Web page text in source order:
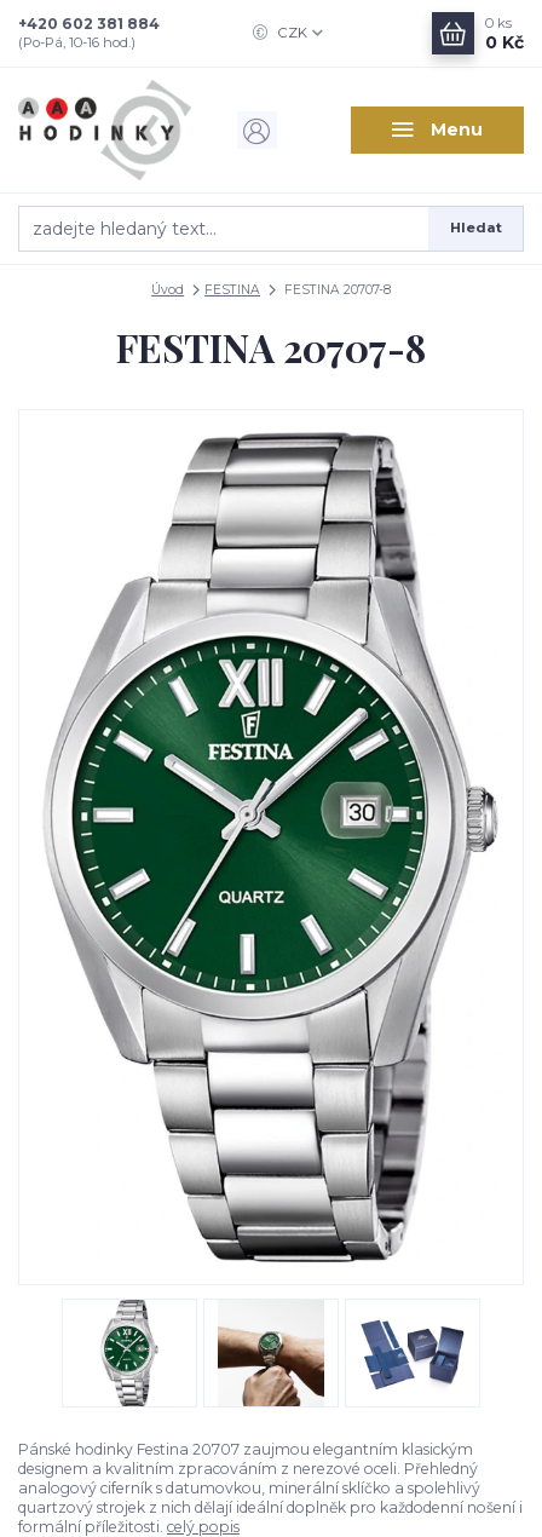
Menu
CZK
Hledat
+420 602 381 884
(Po-Pá, 10-16 hod.)
0 ks
0 Kč
Úvod FESTINA FESTINA 20707-8
FESTINA 20707-8
Pánské hodinky Festina 20707 zaujmou elegantním klasickým
designem a kvalitním zpracováním z nerezové oceli. Přehledný
analogový ciferník s datumovkou, minerální sklíčko a spolehlivý
quartzový strojek z nich dělají ideální doplněk pro každodenní nošení i
formální příležitosti. celý popis